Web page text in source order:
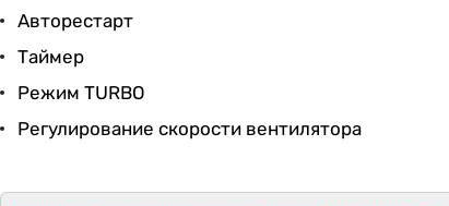
Авторестарт
Таймер
Режим TURBO
Регулирование скорости вентилятора